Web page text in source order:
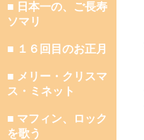
■ 日本一の、ご長寿
ソマリ
■ １６回目のお正月
■ メリー・クリスマ
ス・ミネット
■ マフィン、ロック
を歌う